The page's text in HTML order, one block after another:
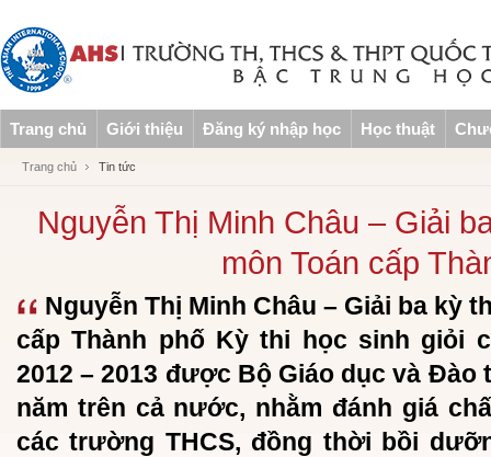
Trang chủ Giới thiệu Đăng ký nhập học Học thuật
Trang chủ Tin tức
Nguyễn Thị Minh Châu – Giải
môn Toán cấp
Nguyễn Thị Minh Châu – Giải ba kỳ
cấp Thành phố Kỳ thi học sinh giỏi
2012 – 2013 được Bộ Giáo dục và
năm trên cả nước, nhằm đánh giá
các trường THCS, đồng thời bồi